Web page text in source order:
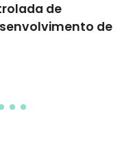
de
de